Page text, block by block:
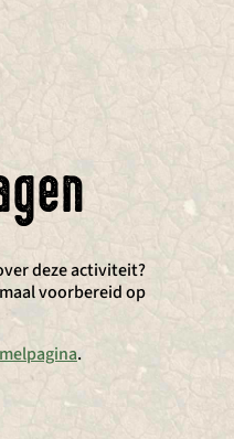
deze activiteit?
voorbereid op
.